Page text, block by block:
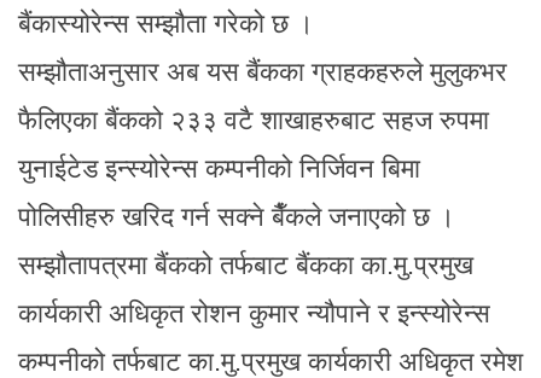
बैंकास्योरेन्स सम्झौता गरेको छ ।
सम्झौताअनुसार अब यस बैंकका ग्राहकहरुले मुलुकभर
फैलिएका बैंकको २३३ वटै शाखाहरुबाट सहज रुपमा
युनाईटेड इन्स्योरेन्स कम्पनीको निर्जिवन बिमा
पोलिसीहरु खरिद गर्न सक्ने बैँकले जनाएको छ ।
सम्झौतापत्रमा बैंकको तर्फबाट बैंकका का.मु.प्रमुख
कार्यकारी अधिकृत रोशन कुमार न्यौपाने र इन्स्योरेन्स
कम्पनीको तर्फबाट का.मु.प्रमुख कार्यकारी अधिकृत रमेश